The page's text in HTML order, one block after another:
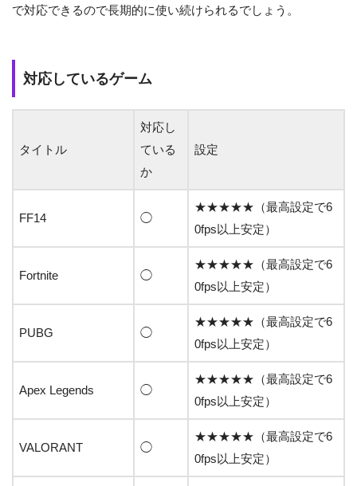
で対応できるので長期的に使い続けられるでしょう。
対応しているゲーム
タイトル
対応し
ている
か
設定
FF14 ◯
★★★★★（最高設定で6
0fps以上安定）
Fortnite ◯
★★★★★（最高設定で6
0fps以上安定）
PUBG ◯
★★★★★（最高設定で6
0fps以上安定）
Apex Legends ◯
★★★★★（最高設定で6
0fps以上安定）
VALORANT ◯
★★★★★（最高設定で6
0fps以上安定）